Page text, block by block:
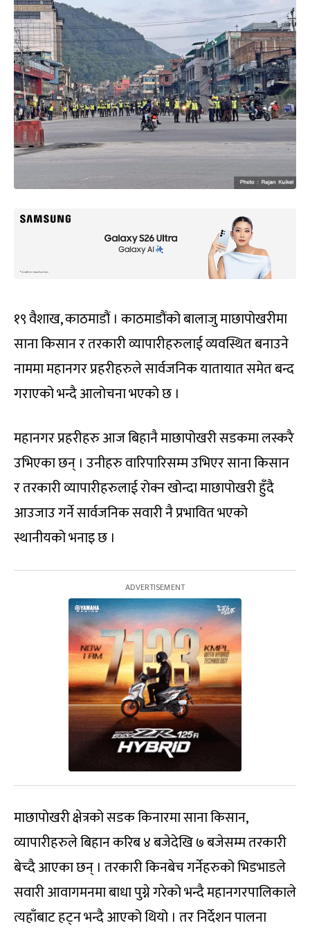
१९ वैशाख, काठमाडौं । काठमाडौंको बालाजु माछापोखरीमा
साना किसान र तरकारी व्यापारीहरुलाई व्यवस्थित बनाउने
नाममा महानगर प्रहरीहरुले सार्वजनिक यातायात समेत बन्द
गराएको भन्दै आलोचना भएको छ ।
महानगर प्रहरीहरु आज बिहानै माछापोखरी सडकमा लस्करै
उभिएका छन् । उनीहरु वारिपारिसम्म उभिएर साना किसान
र तरकारी व्यापारीहरुलाई रोक्न खोन्दा माछापोखरी हुँदै
आउजाउ गर्ने सार्वजनिक सवारी नै प्रभावित भएको
स्थानीयको भनाइ छ ।
माछापोखरी क्षेत्रको सडक किनारमा साना किसान,
व्यापारीहरुले बिहान करिब ४ बजेदेखि ७ बजेसम्म तरकारी
बेच्दै आएका छन् । तरकारी किनबेच गर्नेहरुको भिडभाडले
सवारी आवागमनमा बाधा पुग्ने गरेको भन्दै महानगरपालिकाले
त्यहाँबाट हट्न भन्दै आएको थियो । तर निर्देशन पालना